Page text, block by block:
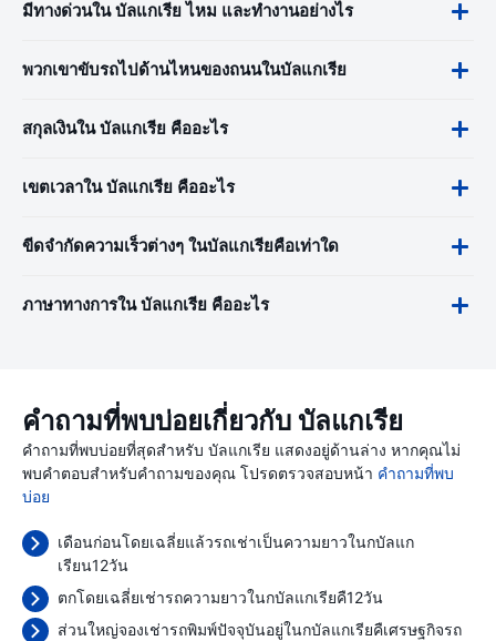
มีทางด่วนใน บัลแกเรีย ไหม และทำงานอย่างไร
พวกเขาขับรถไปด้านไหนของถนนในบัลแกเรีย
สกุลเงินใน บัลแกเรีย คืออะไร
เขตเวลาใน บัลแกเรีย คืออะไร
ขีดจำกัดความเร็วต่างๆ ในบัลแกเรียคือเท่าใด
ภาษาทางการใน บัลแกเรีย คืออะไร
คำถามที่พบบ่อยเกี่ยวกับ บัลแกเรีย
คำถามที่พบบ่อยที่สุดสำหรับ บัลแกเรีย แสดงอยู่ด้านล่าง หากคุณไม่
พบคำตอบสำหรับคำถามของคุณ โปรดตรวจสอบหน้า คำถามที่พบ
บ่อย
เดือนก่อนโดยเฉลี่ยแล้วรถเช่าเป็นความยาวในกบัลแก
เรียน12วัน
ตกโดยเฉลี่ยเช่ารถความยาวในกบัลแกเรียคื12วัน
ส่วนใหญ่จองเช่ารถพิมพ์ปัจจุบันอยู่ในกบัลแกเรียคืเศรษฐกิจรถ